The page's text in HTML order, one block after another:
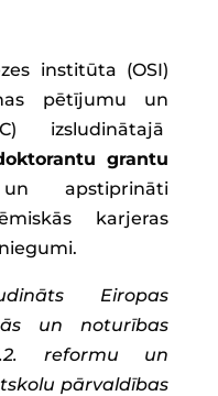
institūta (OSI)
pētījumu un
izsludinātajā
grantu
apstiprināti
karjeras
Eiropas
un noturības
reformu un
pārvaldības